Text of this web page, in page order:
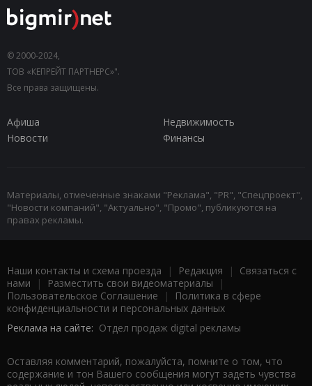
© 2000-2024,
ТОВ «КЕПРЕЙТ ПАРТНЕРС»".
Все права защищены.
Афиша
Недвижимость
Новости
Финансы
Материалы, отмеченные знаками "Реклама", "PR", "Спецпроект",
"Новости компаний", "Актуально", "Промо", публикуются на
правах рекламы.
Наши контакты и схема проезда | Редакция | Связаться с
нами | Разместить свои видеоматериалы |
Пользовательское Соглашение |
Политика в сфере
конфиденциальности и персональных данных
Реклама на сайте: Отдел продаж digital рекламы
Оставляя комментарий, пожалуйста, помните о том, что
содержание и тон Вашего сообщения могут задеть чувства